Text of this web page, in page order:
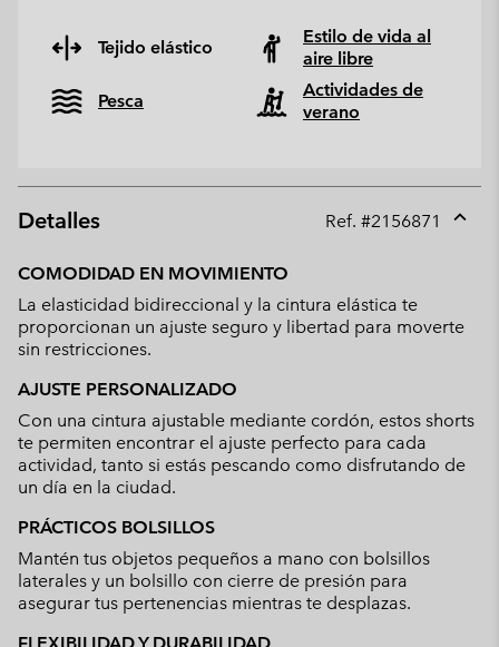
Tejido elástico
Estilo de vida al
aire libre
Pesca
Actividades de
verano
Detalles Ref. #2156871
COMODIDAD EN MOVIMIENTO
La elasticidad bidireccional y la cintura elástica te
proporcionan un ajuste seguro y libertad para moverte
sin restricciones.
AJUSTE PERSONALIZADO
Con una cintura ajustable mediante cordón, estos shorts
te permiten encontrar el ajuste perfecto para cada
actividad, tanto si estás pescando como disfrutando de
un día en la ciudad.
PRÁCTICOS BOLSILLOS
Mantén tus objetos pequeños a mano con bolsillos
laterales y un bolsillo con cierre de presión para
asegurar tus pertenencias mientras te desplazas.
FLEXIBILIDAD Y DURABILIDAD